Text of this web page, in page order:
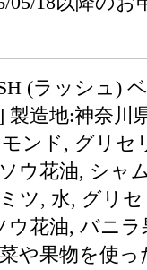
(ラッシュ)
造地:神奈川
ンド, グリ
ウ花油, シャ
ツ, 水, グリ
花油, バニ
や果物を使